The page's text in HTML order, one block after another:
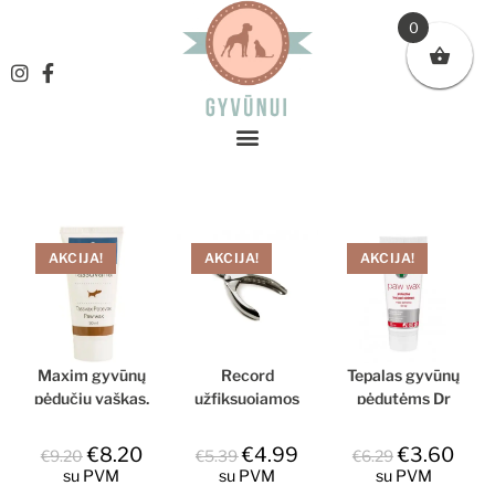
AKCIJA!
Maxim gyvūnų
pėdučių vaškas,
€9.20 €8.20
su PVM
AKCIJA!
Record
užfiksuojamos
12cm
€5.39 €4.99
su PVM
AKCIJA!
Tepalas gyvūnų
pėdutėms Dr
Wax, 75 ml
€6.29 €3.60
su PVM
0